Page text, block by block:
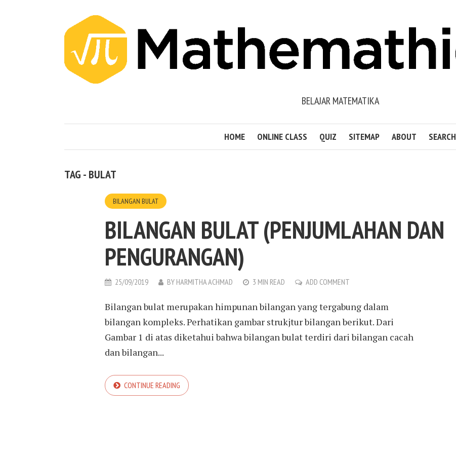
BELAJAR MATEMATIKA
HOME ONLINE CLASS QUIZ SITEMAP ABOUT SEARCH
TAG - BULAT
BILANGAN BULAT
BILANGAN BULAT (PENJUMLAHAN DAN
PENGURANGAN)
25/09/2019 BY HARMITHA ACHMAD 3 MIN READ ADD COMMENT
Bilangan bulat merupakan himpunan bilangan yang tergabung dalam
bilangan kompleks. Perhatikan gambar strukjtur bilangan berikut. Dari
Gambar 1 di atas diketahui bahwa bilangan bulat terdiri dari bilangan cacah
dan bilangan...
CONTINUE READING